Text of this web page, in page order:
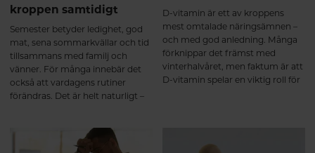
kroppen samtidigt
Semester betyder ledighet, god
mat, sena sommarkvällar och tid
tillsammans med familj och
vänner. För många innebär det
också att vardagens rutiner
förändras. Det är helt naturligt –
D-vitamin är ett av kroppens
mest omtalade näringsämnen –
och med god anledning. Många
förknippar det främst med
vinterhalvåret, men faktum är att
D-vitamin spelar en viktig roll för
en normal benstomme.